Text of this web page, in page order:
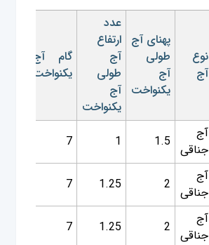
نوع
آج
پهنای آج
طولی
آج
یکنواخت
عدد
ارتفاع
آج
طولی
آج
یکنواخت
گام آج
یکنواخت
آج
جناقی
1.5
1
7
آج
جناقی
2
1.25
7
آج
جناقی
2
1.25
7